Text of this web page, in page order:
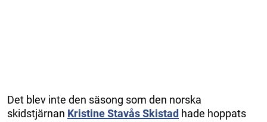
Det blev inte den säsong som den norska
skidstjärnan Kristine Stavås Skistad hade hoppats